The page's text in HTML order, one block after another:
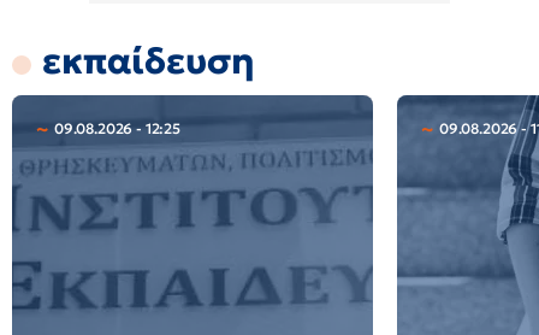
εκπαίδευση
09.08.2026 - 12:25 09.08.2026 -